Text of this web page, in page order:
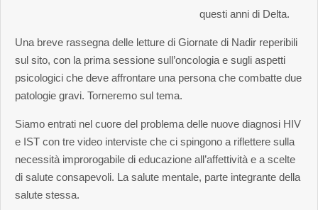
questi anni di Delta.
Una breve rassegna delle letture di Giornate di Nadir reperibili
sul sito, con la prima sessione sull’oncologia e sugli aspetti
psicologici che deve affrontare una persona che combatte due
patologie gravi. Torneremo sul tema.
Siamo entrati nel cuore del problema delle nuove diagnosi HIV
e IST con tre video interviste che ci spingono a riflettere sulla
necessità improrogabile di educazione all’affettività e a scelte
di salute consapevoli. La salute mentale, parte integrante della
salute stessa.